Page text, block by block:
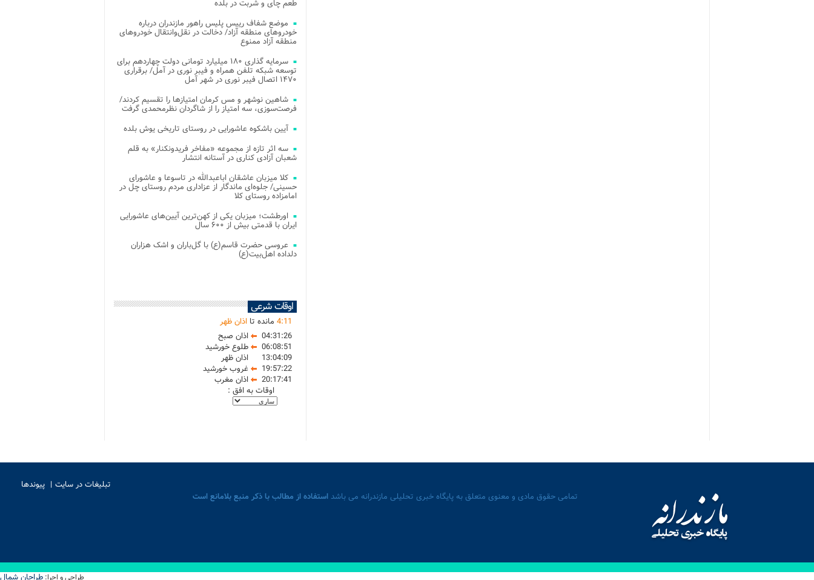
طعم چای و شربت در بلده
موضع شفاف رییس پلیس راهور مازندران درباره
خودروهای منطقه آزاد/ دخالت در نقل‌وانتقال خودروهای
منطقه آزاد ممنوع
سرمایه گذاری ۱۸۰ میلیارد تومانی دولت چهاردهم برای
توسعه شبکه تلفن همراه و فیبر نوری در آمل/ برقراری
۱۴۷۰ اتصال فیبر نوری در شهر آمل
شاهین نوشهر و مس کرمان امتیازها را تقسیم کردند/
فرصت‌سوزی، سه امتیاز را از شاگردان نظرمحمدی گرفت
آیین باشکوه عاشورایی در روستای تاریخی یوش بلده
سه اثر تازه از مجموعه «مفاخر فریدونکنار» به قلم
شعبان آزادی کناری در آستانه انتشار
کلا میزبان عاشقان اباعبدالله در تاسوعا و عاشورای
حسینی/ جلوه‌ای ماندگار از عزاداری مردم روستای چل در
امامزاده روستای کلا
اورطشت؛ میزبان یکی از کهن‌ترین آیین‌های عاشورایی
ایران با قدمتی بیش از ۶۰۰ سال
عروسی حضرت قاسم(ع) با گل‌باران و اشک هزاران
دلداده اهل‌بیت(ع)
اوقات شرعی
4:11 مانده تااذان ظهر
04:31:26
اذان صبح
06:08:51
طلوع خورشید
13:04:09
اذان ظهر
19:57:22
غروب خورشید
20:17:41
اذان مغرب
اوقات به افق :
تبلیغات در سایت
پیوندها
تمامی حقوق مادی و معنوی متعلق به پایگاه خبری تحلیلی مازندرانه می باشداستفاده از مطالب با ذکر منبع بلامانع است
طراحی و اجرا: طراحان شمال